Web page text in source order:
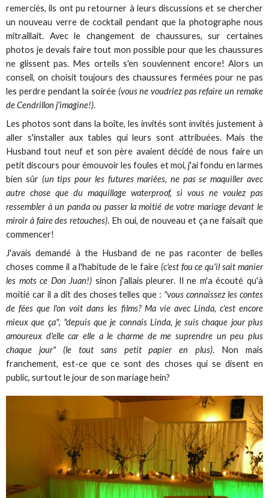
remerciés, ils ont pu retourner à leurs discussions et se chercher
un nouveau verre de cocktail pendant que la photographe nous
mitraillait. Avec le changement de chaussures, sur certaines
photos je devais faire tout mon possible pour que les chaussures
ne glissent pas. Mes orteils s'en souviennent encore! Alors un
conseil, on choisit toujours des chaussures fermées pour ne pas
les perdre pendant la soirée (vous ne voudriez pas refaire un remake
de Cendrillon j'imagine!).
Les photos sont dans la boîte, les invités sont invités justement à
aller s'installer aux tables qui leurs sont attribuées. Mais the
Husband tout neuf et son père avaient décidé de nous faire un
petit discours pour émouvoir les foules et moi, j'ai fondu en larmes
bien sûr (un tips pour les futures mariées, ne pas se maquiller avec
autre chose que du maquillage waterproof, si vous ne voulez pas
ressembler à un panda ou passer la moitié de votre mariage devant le
miroir à faire des retouches). Eh oui, de nouveau et ça ne faisait que
commencer!
J'avais demandé à the Husband de ne pas raconter de belles
choses comme il a l'habitude de le faire (c'est fou ce qu'il sait manier
les mots ce Don Juan!) sinon j'allais pleurer. Il ne m'a écouté qu'à
moitié car il a dit des choses telles que : "vous connaissez les contes
de fées que l'on voit dans les films? Ma vie avec Linda, c'est encore
mieux que ça", "depuis que je connais Linda, je suis chaque jour plus
amoureux d'elle car elle a le charme de me suprendre un peu plus
chaque jour" (le tout sans petit papier en plus). Non mais
franchement, est-ce que ce sont des choses qui se disent en
public, surtout le jour de son mariage hein?